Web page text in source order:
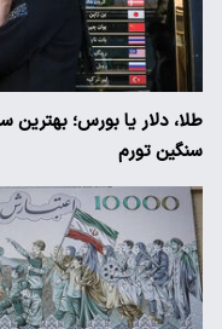
طلا، دلار یا بورس؛ بهترین
سنگین تورم